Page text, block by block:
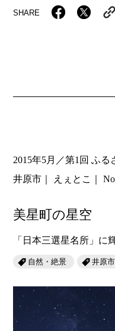
SHARE
2015年5月／第1回 ふる
井原市
えぇとこ
美星町の星空
「日本三選星名所」に
自然・絶景 井原市